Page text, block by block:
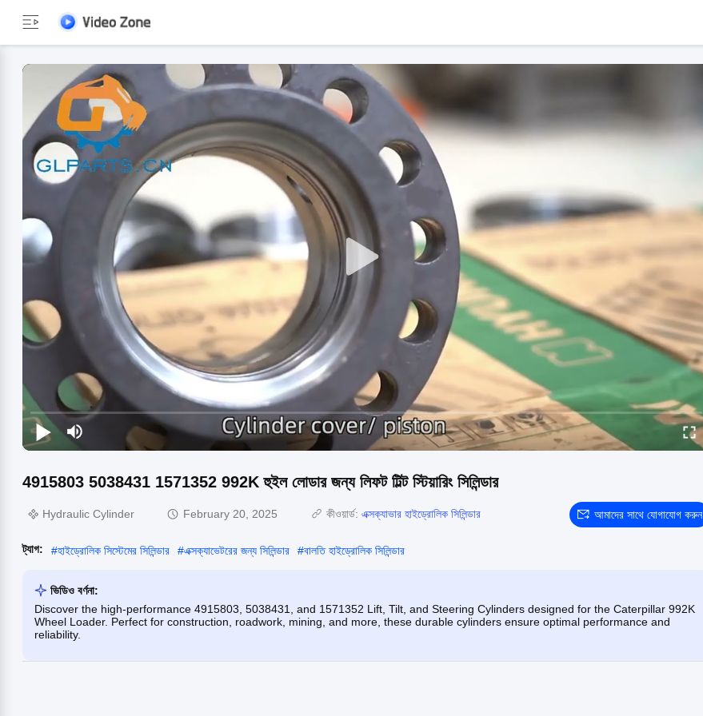
4915803 5038431 1571352 992K হুইল লোডার জন্য লিফট টিল্ট স্টিয়ারিং সিলিন্ডার
Hydraulic Cylinder February 20, 2025 কীওয়ার্ড: এক্সক্যাভার হাইড্রোলিক সিলিন্ডার আমাদের সাথে যোগাযোগ করুন
ট্যাগ: #হাইড্রোলিক সিস্টেমের সিলিন্ডার #এক্সক্যাভেটরের জন্য সিলিন্ডার #বালতি হাইড্রোলিক সিলিন্ডার
ভিডিও বর্ণনা:
Discover the high-performance 4915803, 5038431, and 1571352 Lift, Tilt, and Steering Cylinders designed for the Caterpillar 992K
Wheel Loader. Perfect for construction, roadwork, mining, and more, these durable cylinders ensure optimal performance and
reliability.